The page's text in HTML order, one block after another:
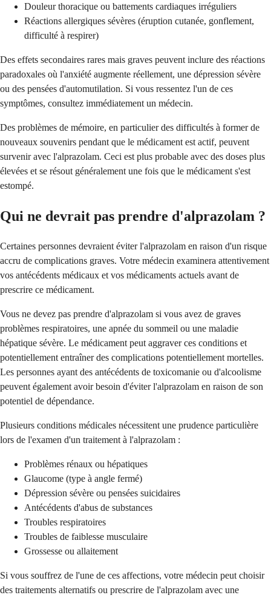
Douleur thoracique ou battements cardiaques irréguliers
Réactions allergiques sévères (éruption cutanée, gonflement,
difficulté à respirer)
Des effets secondaires rares mais graves peuvent inclure des réactions
paradoxales où l'anxiété augmente réellement, une dépression sévère
ou des pensées d'automutilation. Si vous ressentez l'un de ces
symptômes, consultez immédiatement un médecin.
Des problèmes de mémoire, en particulier des difficultés à former de
nouveaux souvenirs pendant que le médicament est actif, peuvent
survenir avec l'alprazolam. Ceci est plus probable avec des doses plus
élevées et se résout généralement une fois que le médicament s'est
estompé.
Qui ne devrait pas prendre d'alprazolam ?
Certaines personnes devraient éviter l'alprazolam en raison d'un risque
accru de complications graves. Votre médecin examinera attentivement
vos antécédents médicaux et vos médicaments actuels avant de
prescrire ce médicament.
Vous ne devez pas prendre d'alprazolam si vous avez de graves
problèmes respiratoires, une apnée du sommeil ou une maladie
hépatique sévère. Le médicament peut aggraver ces conditions et
potentiellement entraîner des complications potentiellement mortelles.
Les personnes ayant des antécédents de toxicomanie ou d'alcoolisme
peuvent également avoir besoin d'éviter l'alprazolam en raison de son
potentiel de dépendance.
Plusieurs conditions médicales nécessitent une prudence particulière
lors de l'examen d'un traitement à l'alprazolam :
Problèmes rénaux ou hépatiques
Glaucome (type à angle fermé)
Dépression sévère ou pensées suicidaires
Antécédents d'abus de substances
Troubles respiratoires
Troubles de faiblesse musculaire
Grossesse ou allaitement
Si vous souffrez de l'une de ces affections, votre médecin peut choisir
des traitements alternatifs ou prescrire de l'alprazolam avec une